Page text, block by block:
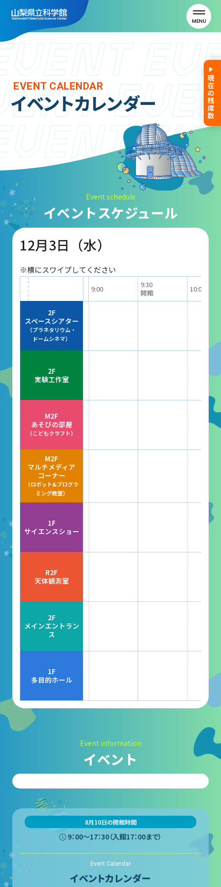
MENU
利用案内
山梨県立科学館について
団体予約受付
2026年度の利用はこちら
施設案内
フロアガイド
展望テラス・円形広場
スペースシアター
実験工作室
ミュージアムショップ
レストラン
あそびの部屋
マルチメディアコーナー
大村智名誉館長
サイエンスショーブース
多目的ホール
作品展
大村賞
科学館で働きたい方へ
実験・展示分野のアルバイト募集
インフォメーション アルバイト募集
科学館ボランティア募集
職場体験・実習・CST
博物館実習について
EVENT CALENDAR
イベントカレンダー
Event schedule
イベントスケジュール
12月3日（水）
※横にスワイプしてください
9:00
9:30
開館
10:00
2F
スペースシアター
（プラネタリウム・
ドームシネマ）
2F
実験工作室
M2F
あそびの部屋
（こどもクラフト）
M2F
マルチメディア
コーナー
（ロボット&プログラ
ミング教室）
1F
サイエンスショー
R2F
天体観測室
2F
メインエントラン
ス
1F
多目的ホール
Event information
イベント
8月10日の開館時間
9：00〜17：30（入館17：00まで）
Event Calendar
イベントカレンダー